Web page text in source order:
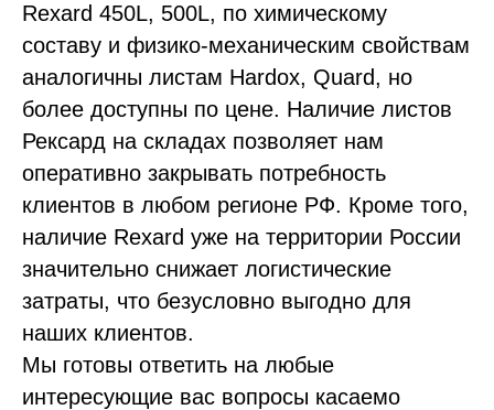
Rexard 450L, 500L, по химическому
составу и физико-механическим свойствам
аналогичны листам Hardox, Quard, но
более доступны по цене. Наличие листов
Рексард на складах позволяет нам
оперативно закрывать потребность
клиентов в любом регионе РФ. Кроме того,
наличие Rexard уже на территории России
значительно снижает логистические
затраты, что безусловно выгодно для
наших клиентов.
Мы готовы ответить на любые
интересующие вас вопросы касаемо